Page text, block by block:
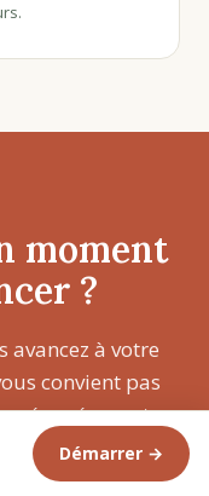
moment
?
avancez à votre
convient pas
récupérez votre
Démarrer →